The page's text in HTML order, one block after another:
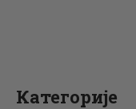
Категорије